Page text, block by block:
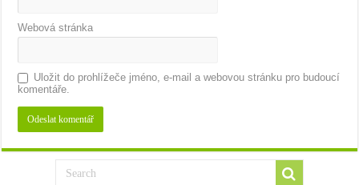
Webová stránka
Uložit do prohlížeče jméno, e-mail a webovou stránku pro budoucí
komentáře.